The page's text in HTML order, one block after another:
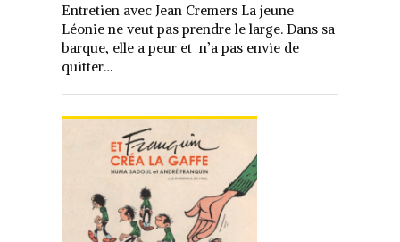
Entretien avec Jean Cremers La jeune
Léonie ne veut pas prendre le large. Dans sa
barque, elle a peur et n’a pas envie de
quitter…